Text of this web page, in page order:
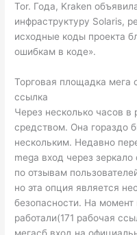
Tor. Года, Kraken
инфраструктуру Solaris,
исходные коды проекта
ошибкам в коде».
Торговая площадка мега
ссылка
Через несколько часов
средством. Она гораздо
нескольким. Недавно
mega вход через
по отзывам
но эта опция является
безопасности. На
работали(171 рабочая